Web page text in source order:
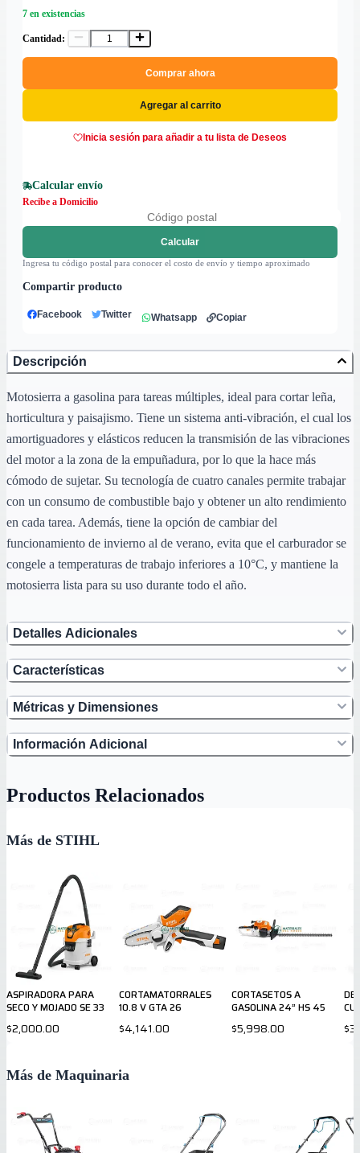
7 en existencias
Cantidad:
Comprar ahora
Agregar al carrito
Inicia sesión para añadir a tu lista de Deseos
Calcular envío
Recibe a Domicilio
Calcular
Ingresa tu código postal para conocer el costo de envío y tiempo aproximado
Compartir producto
Facebook Twitter Whatsapp Copiar
Descripción
Motosierra a gasolina para tareas múltiples, ideal para cortar leña,
horticultura y paisajismo. Tiene un sistema anti-vibración, el cual los
amortiguadores y elásticos reducen la transmisión de las vibraciones
del motor a la zona de la empuñadura, por lo que la hace más
cómodo de sujetar. Su tecnología de cuatro canales permite trabajar
con un consumo de combustible bajo y obtener un alto rendimiento
en cada tarea. Además, tiene la opción de cambiar del
funcionamiento de invierno al de verano, evita que el carburador se
congele a temperaturas de trabajo inferiores a 10°C, y mantiene la
motosierra lista para su uso durante todo el año.
Detalles Adicionales
Características
Métricas y Dimensiones
Información Adicional
Productos Relacionados
Más de STIHL
ASPIRADORA PARA
SECO Y MOJADO SE 33
$2,000.00
CORTAMATORRALES
10.8 V GTA 26
$4,141.00
CORTASETOS A
GASOLINA 24” HS 45
$5,998.00
Más de Maquinaria